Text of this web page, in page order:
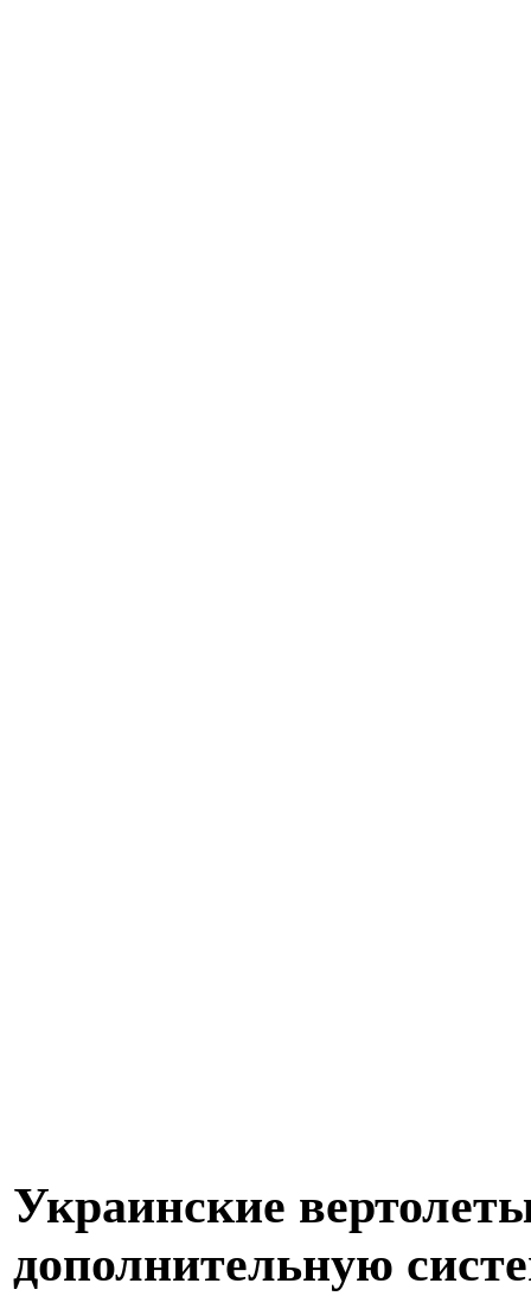
Украинские
дополнительную